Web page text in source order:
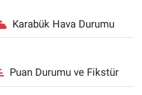
Karabük Hava Durumu
Puan Durumu ve Fikstür